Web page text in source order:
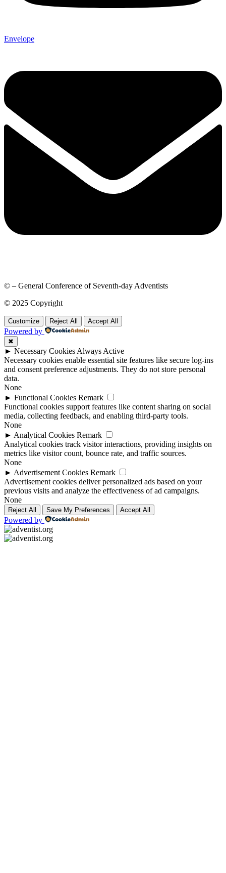
Envelope
© – General Conference of Seventh-day Adventists
© 2025 Copyright
Customize Reject All Accept All
Powered by
✖
► Necessary Cookies Always Active
Necessary cookies enable essential site features like secure log-ins
and consent preference adjustments. They do not store personal
data.
None
► Functional Cookies Remark
Functional cookies support features like content sharing on social
media, collecting feedback, and enabling third-party tools.
None
► Analytical Cookies Remark
Analytical cookies track visitor interactions, providing insights on
metrics like visitor count, bounce rate, and traffic sources.
None
► Advertisement Cookies Remark
Advertisement cookies deliver personalized ads based on your
previous visits and analyze the effectiveness of ad campaigns.
None
Reject All Save My Preferences Accept All
Powered by